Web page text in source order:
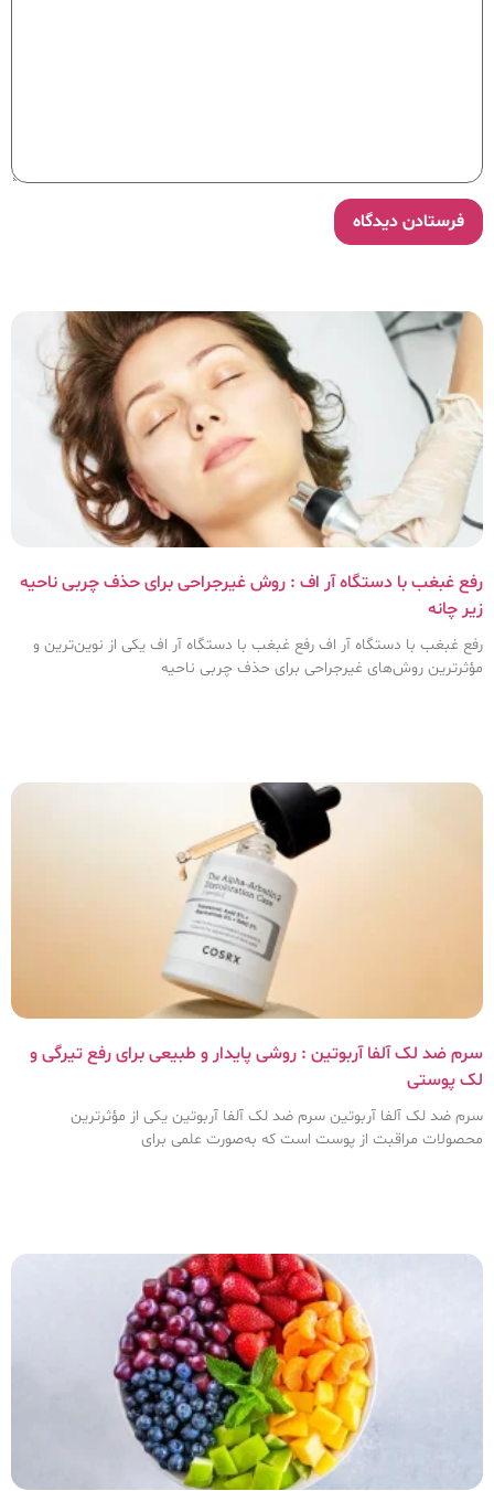
رفع غبغب با دستگاه آر اف : روش غیرجراحی برای حذف چربی ناحیه
زیر چانه
رفع غبغب با دستگاه آر اف رفع غبغب با دستگاه آر اف یکی از نوین‌ترین و
مؤثرترین روش‌های غیرجراحی برای حذف چربی ناحیه
سرم ضد لک آلفا آربوتین : روشی پایدار و طبیعی برای رفع تیرگی و
لک پوستی
سرم ضد لک آلفا آربوتین سرم ضد لک آلفا آربوتین یکی از مؤثرترین
محصولات مراقبت از پوست است که به‌صورت علمی برای